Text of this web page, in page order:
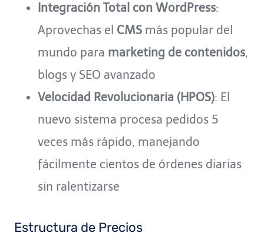
Integración Total con WordPress:
Aprovechas el CMS más popular del
mundo para marketing de contenidos,
blogs y SEO avanzado
Velocidad Revolucionaria (HPOS): El
nuevo sistema procesa pedidos 5
veces más rápido, manejando
fácilmente cientos de órdenes diarias
sin ralentizarse
Estructura de Precios